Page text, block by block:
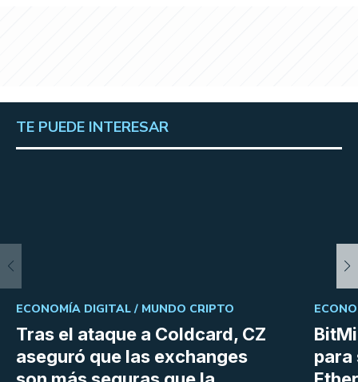
TE PUEDE INTERESAR
Tras el ataque a Coldcard, CZ
aseguró que las exchanges
ECONOMÍA DIGITAL / MUNDO CRIPTO
para